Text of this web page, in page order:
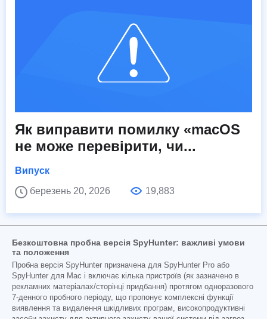
Як виправити помилку «macOS
не може перевірити, чи...
Випуск
березень 20, 2026
19,883
Безкоштовна пробна версія SpyHunter: важливі умови
та положення
Пробна версія SpyHunter призначена для SpyHunter Pro або
SpyHunter для Mac і включає кілька пристроїв (як зазначено в
рекламних матеріалах/сторінці придбання) протягом одноразового
7-денного пробного періоду, що пропонує комплексні функції
виявлення та видалення шкідливих програм, високопродуктивні